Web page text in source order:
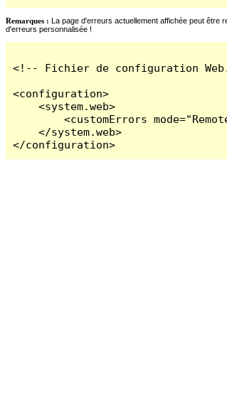
Remarques : La page d'erreurs actuellement affichée peut être
d'erreurs personnalisée !
<!-- Fichier de configuration
<configuration>
    <system.web>
<customErrors
    </system.web>
</configuration>